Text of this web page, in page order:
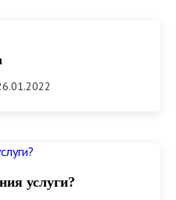
услуги?